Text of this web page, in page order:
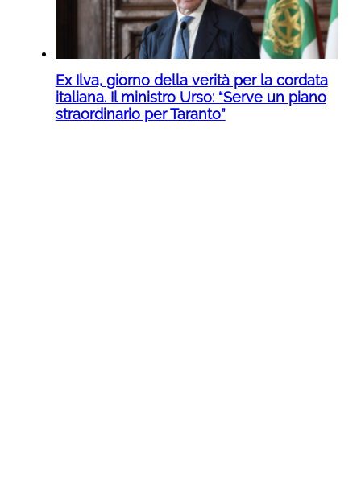
Ex Ilva, giorno della verità per la cordata
italiana. Il ministro Urso: “Serve un piano
straordinario per Taranto”